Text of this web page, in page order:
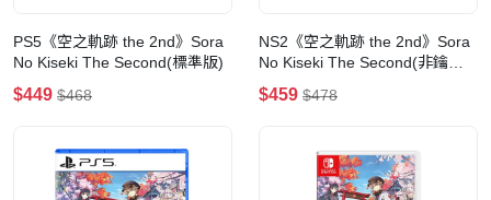
PS5《空之軌跡 the 2nd》Sora
No Kiseki The Second(標準版)
$449 $468
NS2《空之軌跡 the 2nd》Sora
No Kiseki The Second(非鑰匙
卡)(標準版)
$459 $478